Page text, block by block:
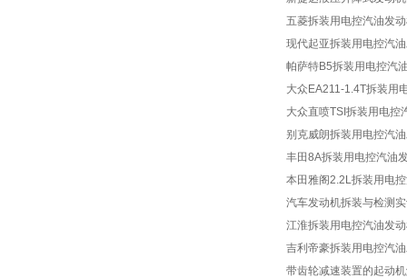
五菱拆装用电控汽油发
现代起亚拆装用电控汽
帕萨特B5拆装用电控汽
大众EA211-1.4T拆装用
大众直喷TSI拆装用电控
别克威朗拆装用电控汽
丰田8A拆装用电控汽油
本田雅阁2.2L拆装用电
汽车发动机拆装与检测
江淮拆装用电控汽油发
吉利帝豪拆装用电控汽
带齿轮减速装置的起动